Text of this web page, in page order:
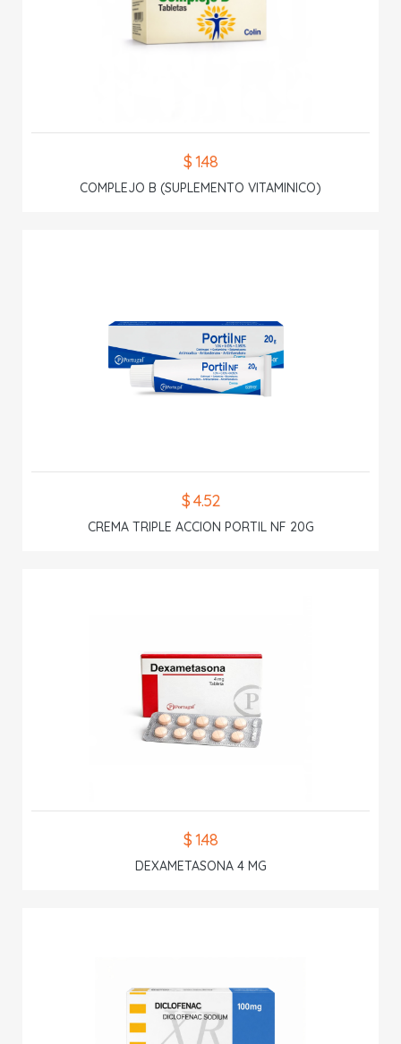
$ 1.48
COMPLEJO B (SUPLEMENTO VITAMINICO)
$ 4.52
CREMA TRIPLE ACCION PORTIL NF 20G
$ 1.48
DEXAMETASONA 4 MG